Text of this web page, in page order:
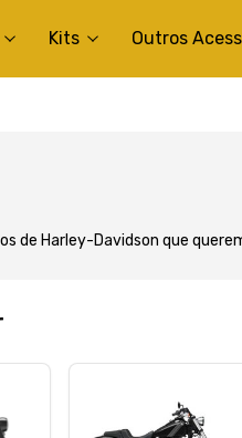
Kits Outros
de Harley-Davidson que